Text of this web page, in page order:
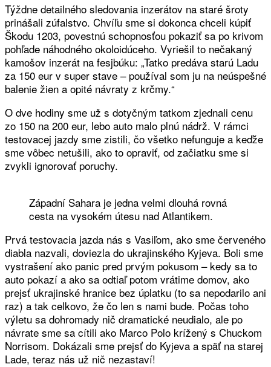
Týždne detailného sledovania inzerátov na staré šroty
prinášali zúfalstvo. Chvíľu sme si dokonca chceli kúpiť
Škodu 1203, povestnú schopnosťou pokaziť sa po krivom
pohľade náhodného okoloidúceho. Vyriešil to nečakaný
kamošov inzerát na fesjbúku: „Tatko predáva starú Ladu
za 150 eur v super stave – používal som ju na neúspešné
balenie žien a opité návraty z krčmy.“
O dve hodiny sme už s dotyčným tatkom zjednali cenu
zo 150 na 200 eur, lebo auto malo plnú nádrž. V rámci
testovacej jazdy sme zistili, čo všetko nefunguje a keďže
sme vôbec netušili, ako to opraviť, od začiatku sme si
zvykli ignorovať poruchy.
Západní Sahara je jedna velmi dlouhá rovná
cesta na vysokém útesu nad Atlantikem.
Prvá testovacia jazda nás s Vasiľom, ako sme červeného
diabla nazvali, doviezla do ukrajinského Kyjeva. Boli sme
vystrašení ako panic pred prvým pokusom – kedy sa to
auto pokazí a ako sa odtiaľ potom vrátime domov, ako
prejsť ukrajinské hranice bez úplatku (to sa nepodarilo ani
raz) a tak celkovo, že čo len s nami bude. Počas toho
výletu sa dohromady nič dramatické neudialo, ale po
návrate sme sa cítili ako Marco Polo krížený s Chuckom
Norrisom. Dokázali sme prejsť do Kyjeva a späť na starej
Lade, teraz nás už nič nezastaví!